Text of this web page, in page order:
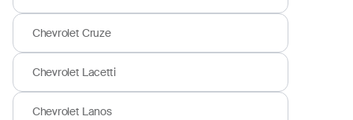
Chevrolet Cruze
Chevrolet Lacetti
Chevrolet Lanos